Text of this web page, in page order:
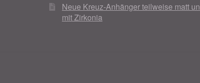
Neue Kreuz-Anhänger teilweise matt
mit Zirkonia